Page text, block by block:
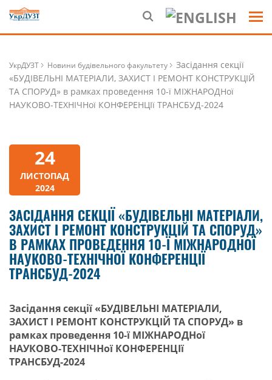
УкрДУЗТ Новини будівельного факультету
Засідання секції
«БУДІВЕЛЬНІ МАТЕРІАЛИ, ЗАХИСТ І РЕМОНТ КОНСТРУКЦІЙ
ТА СПОРУД» в рамках проведення 10-ї МІЖНАРОДНої
НАУКОВО-ТЕХНІЧНої КОНФЕРЕНЦІї ТРАНСБУД-2024
24
ЛИСТОПАД
2024
ЗАСІДАННЯ СЕКЦІЇ «БУДІВЕЛЬНІ МАТЕРІАЛИ,
ЗАХИСТ І РЕМОНТ КОНСТРУКЦІЙ ТА СПОРУД»
В РАМКАХ ПРОВЕДЕННЯ 10-Ї МІЖНАРОДНОЇ
НАУКОВО-ТЕХНІЧНОЇ КОНФЕРЕНЦІЇ
ТРАНСБУД-2024
Засідання секції«БУДІВЕЛЬНІ МАТЕРІАЛИ,
ЗАХИСТ І РЕМОНТ КОНСТРУКЦІЙ ТА СПОРУД» в
рамках проведення 10-ї МІЖНАРОДНої
НАУКОВО-ТЕХНІЧНої КОНФЕРЕНЦІї
ТРАНСБУД-2024